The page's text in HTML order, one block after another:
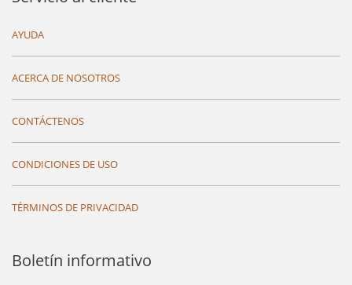
AYUDA
ACERCA DE NOSOTROS
CONTÁCTENOS
CONDICIONES DE USO
TÉRMINOS DE PRIVACIDAD
Boletín informativo